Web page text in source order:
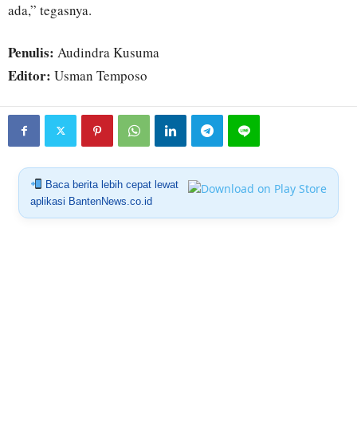
ada,” tegasnya.
Penulis: Audindra Kusuma
Editor: Usman Temposo
Baca berita lebih cepat lewat
aplikasi BantenNews.co.id